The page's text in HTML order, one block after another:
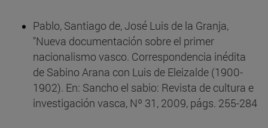
Pablo, Santiago de, José Luis de la Granja,
"Nueva documentación sobre el primer
nacionalismo vasco. Correspondencia inédita
de Sabino Arana con Luis de Eleizalde (1900-
1902). En: Sancho el sabio: Revista de cultura e
investigación vasca, Nº 31, 2009, págs. 255-284